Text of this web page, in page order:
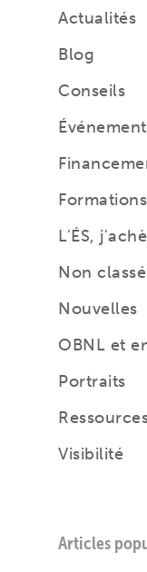
Actualités
Blog
Conseils
Formations
L'ÉS,
Non classé
Nouvelles
OBNL et
Portraits
Visibilité
Articles